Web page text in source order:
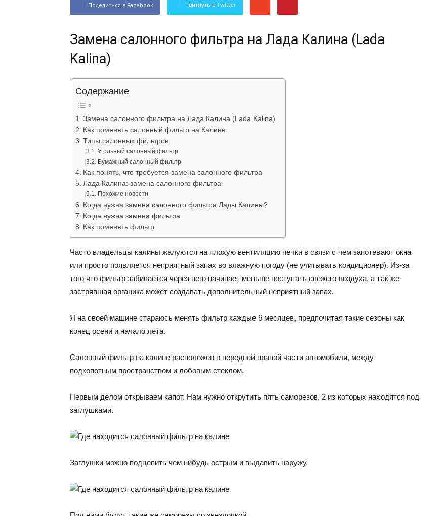
Поделиться в Facebook Твитнуть в Twitter
Замена салонного фильтра на Лада Калина (Lada
Kalina)
Содержание
Замена салонного фильтра на Лада Калина (Lada Kalina)
Как поменять салонный фильтр на Калине
Типы салонных фильтров
Угольный салонный фильтр
Бумажный салонный фильтр
Как понять, что требуется замена салонного фильтра
Лада Калина: замена салонного фильтра
Похожие новости
Когда нужна замена салонного фильтра Лады Калины?
Когда нужна замена фильтра
Как поменять фильтр
Часто владельцы калины жалуются на плохую вентиляцию печки в связи с чем запотевают окна
или просто появляется неприятный запах во влажную погоду (не учитывать кондиционер). Из-за
того что фильтр забивается через него начинает меньше поступать свежего воздуха, а так же
застрявшая органика может создавать дополнительный неприятный запах.
Я на своей машине стараюсь менять фильтр каждые 6 месяцев, предпочитая такие сезоны как
конец осени и начало лета.
Салонный фильтр на калине расположен в передней правой части автомобиля, между
подкопотным пространством и лобовым стеклом.
Первым делом открываем капот. Нам нужно открутить пять саморезов, 2 из которых находятся под
заглушками.
Заглушки можно подцепить чем нибудь острым и выдавить наружу.